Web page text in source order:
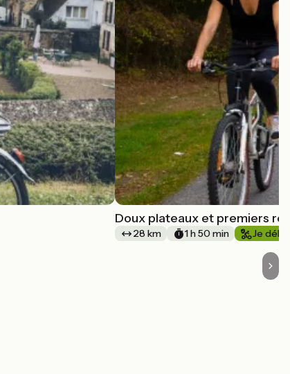
Doux plateaux et premiers
28 km 1 h 50 min Je